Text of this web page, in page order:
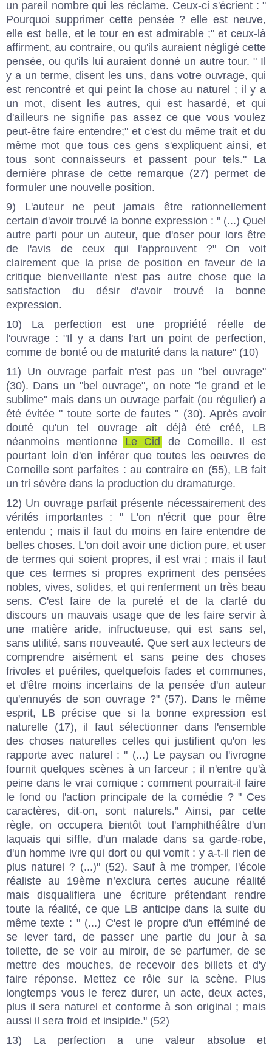
un pareil nombre qui les réclame. Ceux-ci s'écrient : "
Pourquoi supprimer cette pensée ? elle est neuve,
elle est belle, et le tour en est admirable ;" et ceux-là
affirment, au contraire, ou qu'ils auraient négligé cette
pensée, ou qu'ils lui auraient donné un autre tour. " Il
y a un terme, disent les uns, dans votre ouvrage, qui
est rencontré et qui peint la chose au naturel ; il y a
un mot, disent les autres, qui est hasardé, et qui
d'ailleurs ne signifie pas assez ce que vous voulez
peut-être faire entendre;" et c'est du même trait et du
même mot que tous ces gens s'expliquent ainsi, et
tous sont connaisseurs et passent pour tels." La
dernière phrase de cette remarque (27) permet de
formuler une nouvelle position.
9) L'auteur ne peut jamais être rationnellement
certain d'avoir trouvé la bonne expression : " (...) Quel
autre parti pour un auteur, que d'oser pour lors être
de l'avis de ceux qui l'approuvent ?" On voit
clairement que la prise de position en faveur de la
critique bienveillante n'est pas autre chose que la
satisfaction du désir d'avoir trouvé la bonne
expression.
10) La perfection est une propriété réelle de
l'ouvrage : "Il y a dans l'art un point de perfection,
comme de bonté ou de maturité dans la nature" (10)
11) Un ouvrage parfait n'est pas un "bel ouvrage"
(30). Dans un "bel ouvrage", on note "le grand et le
sublime" mais dans un ouvrage parfait (ou régulier) a
été évitée " toute sorte de fautes " (30). Après avoir
douté qu'un tel ouvrage ait déjà été créé, LB
néanmoins mentionne
Le Cid
de Corneille. Il est
pourtant loin d'en inférer que toutes les oeuvres de
Corneille sont parfaites : au contraire en (55), LB fait
un tri sévère dans la production du dramaturge.
12) Un ouvrage parfait présente nécessairement des
vérités importantes : " L'on n'écrit que pour être
entendu ; mais il faut du moins en faire entendre de
belles choses. L'on doit avoir une diction pure, et user
de termes qui soient propres, il est vrai ; mais il faut
que ces termes si propres expriment des pensées
nobles, vives, solides, et qui renferment un très beau
sens. C'est faire de la pureté et de la clarté du
discours un mauvais usage que de les faire servir à
une matière aride, infructueuse, qui est sans sel,
sans utilité, sans nouveauté. Que sert aux lecteurs de
comprendre aisément et sans peine des choses
frivoles et puériles, quelquefois fades et communes,
et d'être moins incertains de la pensée d'un auteur
qu'ennuyés de son ouvrage ?" (57). Dans le même
esprit, LB précise que si la bonne expression est
naturelle (17), il faut sélectionner dans l'ensemble
des choses naturelles celles qui justifient qu'on les
rapporte avec naturel : " (...) Le paysan ou l'ivrogne
fournit quelques scènes à un farceur ; il n'entre qu'à
peine dans le vrai comique : comment pourrait-il faire
le fond ou l'action principale de la comédie ? " Ces
caractères, dit-on, sont naturels." Ainsi, par cette
règle, on occupera bientôt tout l'amphithéâtre d'un
laquais qui siffle, d'un malade dans sa garde-robe,
d'un homme ivre qui dort ou qui vomit : y a-t-il rien de
plus naturel ? (...)" (52). Sauf à me tromper, l'école
réaliste au 19ème n’exclura certes aucune réalité
mais disqualifiera une écriture prétendant rendre
toute la réalité, ce que LB anticipe dans la suite du
même texte : " (...) C'est le propre d'un efféminé de
se lever tard, de passer une partie du jour à sa
toilette, de se voir au miroir, de se parfumer, de se
mettre des mouches, de recevoir des billets et d'y
faire réponse. Mettez ce rôle sur la scène. Plus
longtemps vous le ferez durer, un acte, deux actes,
plus il sera naturel et conforme à son original ; mais
aussi il sera froid et insipide." (52)
13) La perfection a une valeur absolue et